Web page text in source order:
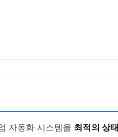
자동화 시스템을 최적의 상태